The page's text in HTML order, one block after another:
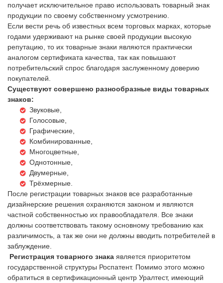
получает исключительное право использовать товарный знак
продукции по своему собственному усмотрению.
Если вести речь об известных всем торговых марках, которые
годами удерживают на рынке своей продукции высокую
репутацию, то их товарные знаки являются практически
аналогом сертификата качества, так как повышают
потребительский спрос благодаря заслуженному доверию
покупателей.
Существуют совершено разнообразные виды товарных
знаков:
Звуковые,
Голосовые,
Графические,
Комбинированные,
Многоцветные,
Однотонные,
Двумерные,
Трёхмерные.
После регистрации товарных знаков все разработанные
дизайнерские решения охраняются законом и являются
частной собственностью их правообладателя. Все знаки
должны соответствовать такому основному требованию как
различимость, а так же они не должны вводить потребителей в
заблуждение.
Регистрация товарного знака является приоритетом
государственной структуры Роспатент. Помимо этого можно
обратиться в сертификационный центр Уралтест, имеющий